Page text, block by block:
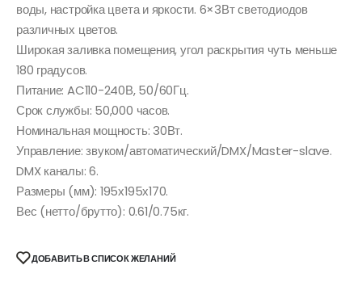
воды, настройка цвета и яркости. 6×3Вт светодиодов
различных цветов.
Широкая заливка помещения, угол раскрытия чуть меньше
180 градусов.
Питание: AC110-240В, 50/60Гц.
Срок службы: 50,000 часов.
Номинальная мощность: 30Вт.
Управление: звуком/автоматический/DMX/Master-slave.
DMX каналы: 6.
Размеры (мм): 195х195х170.
Вес (нетто/брутто): 0.61/0.75кг.
ДОБАВИТЬ В СПИСОК ЖЕЛАНИЙ